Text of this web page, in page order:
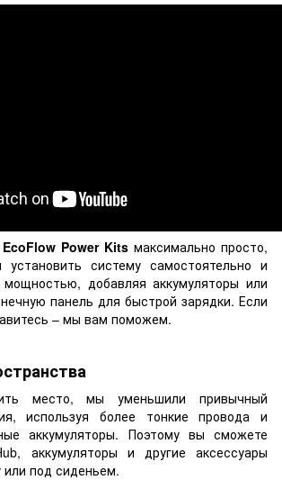
EcoFlow Power Kits максимально просто,
систему самостоятельно и
мощностью, добавляя аккумуляторы или
панель для быстрой зарядки. Если
– мы вам поможем.
место, мы уменьшили привычный
используя более тонкие провода и
аккумуляторы. Поэтому вы сможете
аккумуляторы и другие аксессуары
под сиденьем.